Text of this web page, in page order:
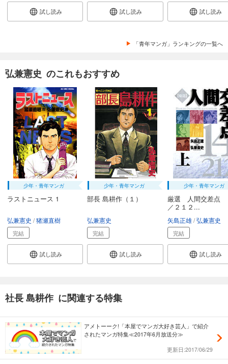
試し読み 試し読み 試し読み
「青年マンガ」ランキングの一覧へ
弘兼憲史 のこれもおすすめ
少年・青年マンガ
ラストニュース 1
弘兼憲史 猪瀬直樹
完結
試し読み
少年・青年マンガ
部長 島耕作（１）
弘兼憲史
完結
試し読み
少年・青年マンガ
厳選 人間交差点
／２１２...
矢島正雄 弘兼憲史
完結
試し読み
社長 島耕作 に関連する特集
アメトーーク!「本屋でマンガ大好き芸人」で紹介
されたマンガ特集≪2017年6月放送分≫
更新日:2017/06/29